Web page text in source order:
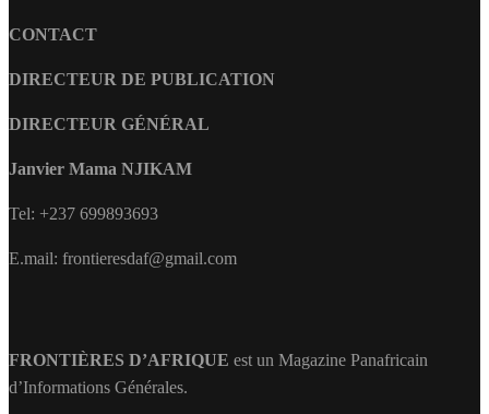
CONTACT
DIRECTEUR DE PUBLICATION
DIRECTEUR GÉNÉRAL
Janvier Mama NJIKAM
Tel: +237 699893693
E.mail: frontieresdaf@gmail.com
FRONTIÈRES D’AFRIQUE est un Magazine Panafricain
d’Informations Générales.